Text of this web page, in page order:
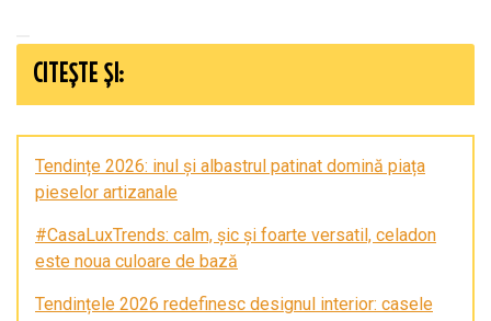
CITEȘTE ȘI:
Tendințe 2026: inul și albastrul patinat domină piața
pieselor artizanale
#CasaLuxTrends: calm, șic și foarte versatil, celadon
este noua culoare de bază
Tendințele 2026 redefinesc designul interior: casele